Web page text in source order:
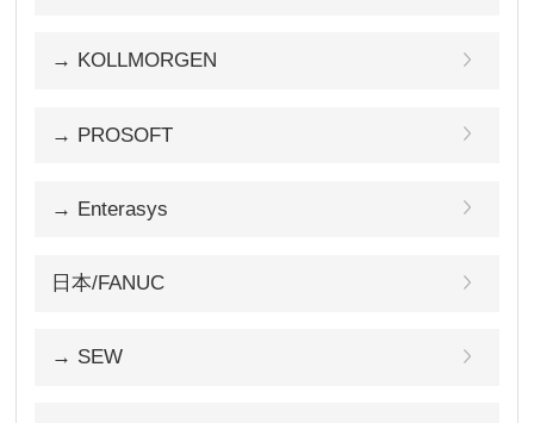
→ KOLLMORGEN
→ PROSOFT
→ Enterasys
日本/FANUC
→ SEW